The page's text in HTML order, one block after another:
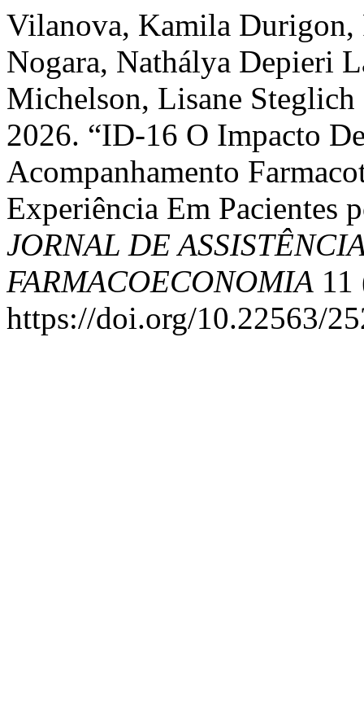
Vilanova, Kamila Durigon,
Nogara, Nathálya Depieri
Michelson, Lisane Steglich
2026. “ID-16 O Impacto
Acompanhamento
Experiência Em Pacientes
JORNAL DE
FARMACOECONOMIA 11
https://doi.org/10.22563/